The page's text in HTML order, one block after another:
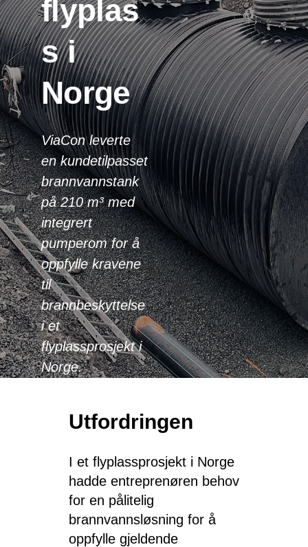
flyplas
s i
Norge
ViaCon leverte
en kundetilpasset
brannvannstank
på 210 m³ med
integrert
pumperom for å
oppfylle kravene
til
brannbeskyttelse
i et
flyplassprosjekt i
Norge.
Utfordringen
I et flyplassprosjekt i Norge
hadde entreprenøren behov
for en pålitelig
brannvannsløsning for å
oppfylle gjeldende